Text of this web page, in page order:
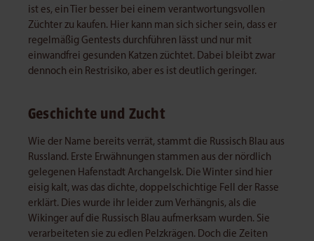
ist es, ein Tier besser bei einem verantwortungsvollen
Züchter zu kaufen. Hier kann man sich sicher sein, dass er
regelmäßig Gentests durchführen lässt und nur mit
einwandfrei gesunden Katzen züchtet. Dabei bleibt zwar
dennoch ein Restrisiko, aber es ist deutlich geringer.
Geschichte und Zucht
Wie der Name bereits verrät, stammt die Russisch Blau aus
Russland. Erste Erwähnungen stammen aus der nördlich
gelegenen Hafenstadt Archangelsk. Die Winter sind hier
eisig kalt, was das dichte, doppelschichtige Fell der Rasse
erklärt. Dies wurde ihr leider zum Verhängnis, als die
Wikinger auf die Russisch Blau aufmerksam wurden. Sie
verarbeiteten sie zu edlen Pelzkrägen. Doch die Zeiten